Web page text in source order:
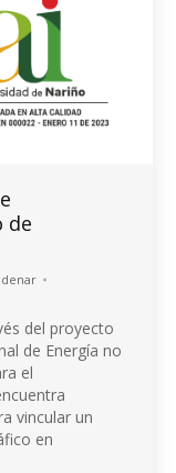
de
del proyecto
de Energía no
el
vincular un
en